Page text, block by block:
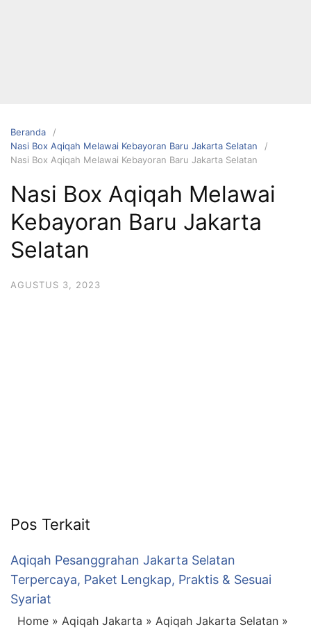
KAMI
Beranda
Nasi Box Aqiqah Melawai Kebayoran Baru Jakarta Selatan
Nasi Box Aqiqah Melawai Kebayoran Baru Jakarta Selatan
Nasi Box Aqiqah Melawai
Kebayoran Baru Jakarta
Selatan
AGUSTUS 3, 2023
Pos Terkait
Aqiqah Pesanggrahan Jakarta Selatan
Terpercaya, Paket Lengkap, Praktis & Sesuai
Syariat
Home » Aqiqah Jakarta » Aqiqah Jakarta Selatan »